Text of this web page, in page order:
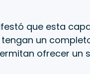
que esta
un
ofrecer un